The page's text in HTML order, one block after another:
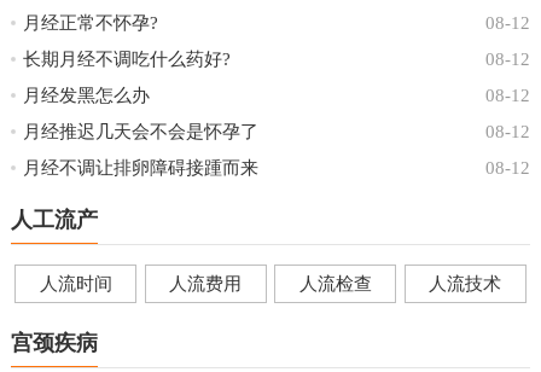
08-12
月经正常不怀孕?
08-12
长期月经不调吃什么药好?
08-12
月经发黑怎么办
08-12
月经推迟几天会不会是怀孕了
08-12
月经不调让排卵障碍接踵而来
人工流产
人流时间 人流费用 人流检查 人流技术
宫颈疾病